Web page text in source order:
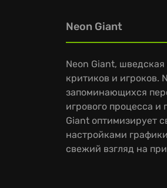
Neon Giant
Neon Giant,
критиков и игроков.
запоминающихся
игрового процесса
Giant оптимизирует
настройками
свежий взгляд на